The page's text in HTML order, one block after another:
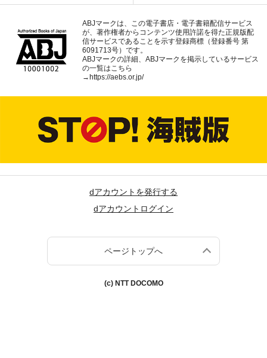
ABJマークは、この電子書店・電子書籍配信サービス
が、著作権者からコンテンツ使用許諾を得た正規版配
信サービスであることを示す登録商標（登録番号 第
6091713号）です。
ABJマークの詳細、ABJマークを掲示しているサービス
の一覧はこちら
→https://aebs.or.jp/
dアカウントを発行する
dアカウントログイン
ページトップへ
(c) NTT DOCOMO